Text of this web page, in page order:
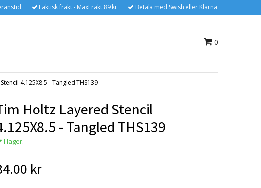
Faktisk frakt - MaxFrakt 89 kr Betala med Swish eller Klarna
0
4.125X8.5 - Tangled THS139
Holtz Layered Stencil
- Tangled THS139
I lager.
kr